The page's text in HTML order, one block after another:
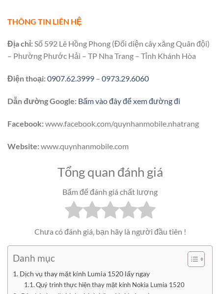
THÔNG TIN LIÊN HỆ
Địa chỉ:Số 592 Lê Hồng Phong (Đối diện cây xăng Quân đội)
– Phường Phước Hải – TP Nha Trang – Tỉnh Khánh Hòa
Điện thoại:0907.62.3999 – 0973.29.6060
Dẫn đường Google: Bấm vào đây để xem đường đi
Facebook:www.facebook.com/quynhanmobile.nhatrang
Website:www.quynhanmobile.com
Tổng quan đánh giá
Bấm để đánh giá chất lượng
Chưa có đánh giá, bạn hãy là người đầu tiên !
Danh mục
Dịch vụ thay mặt kính Lumia 1520 lấy ngay
Quý trình thực hiện thay mặt kính Nokia Lumia 1520